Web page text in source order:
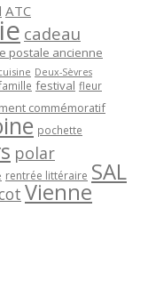
ATC
cadeau
postale ancienne
Deux-Sèvres
festival fleur
commémoratif
pochette
polar
rentrée littéraire SAL
Vienne